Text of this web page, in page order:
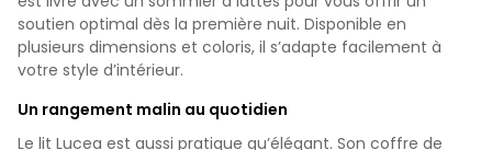
soutien optimal dès la première nuit. Disponible en
plusieurs dimensions et coloris, il s’adapte facilement à
votre style d’intérieur.
Un rangement malin au quotidien
Le lit Lucea est aussi pratique qu’élégant. Son coffre de